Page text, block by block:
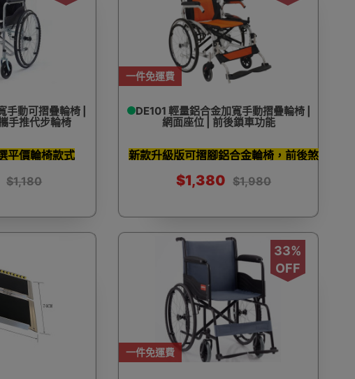
動可摺疊輪椅 |
手推代步輪椅
平價輪椅款式
$1,180
一件免運費
DE101 輕量鋁合金加寬手動摺疊輪椅 |
網面座位 | 前後鎖車功能
新款升級版可摺腳鋁合金輪椅，前後煞
$1,380 $1,980
一件免運費
33%
OFF